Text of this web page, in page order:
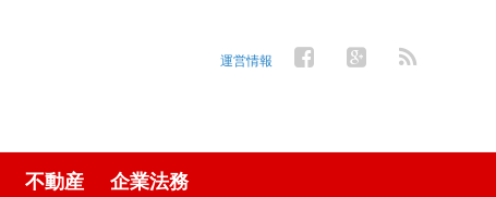
運営情報
不動産 企業法務